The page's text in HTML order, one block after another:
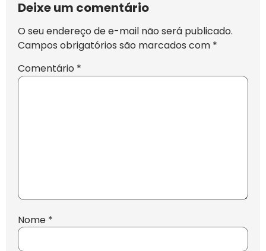
Deixe um comentário
O seu endereço de e-mail não será publicado.
Campos obrigatórios são marcados com *
Comentário *
Nome *